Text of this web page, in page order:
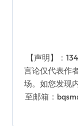
【声明】：
言论仅代表作
场。如您发现
至邮箱：